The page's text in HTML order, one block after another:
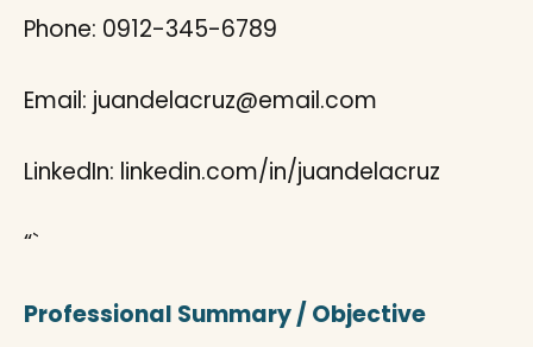
Phone: 0912-345-6789
Email: juandelacruz@email.com
LinkedIn: linkedin.com/in/juandelacruz
“`
Professional Summary / Objective